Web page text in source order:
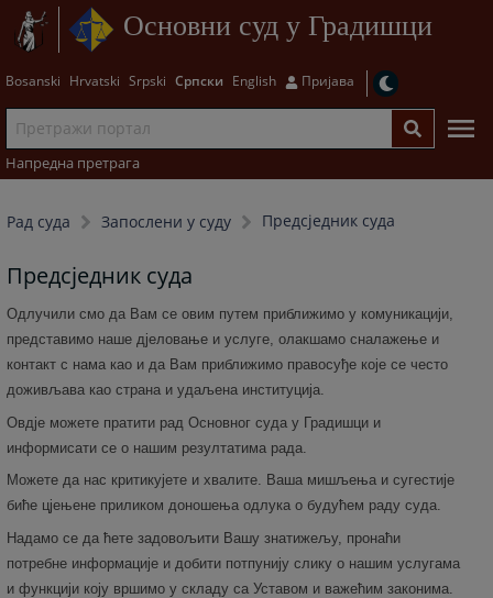
Основни суд у Градишци
Bosanski Hrvatski Srpski Српски English Пријава
Напредна претрага
Рад суда Запослени у суду Предсједник суда
Предсједник суда
Одлучили смо да Вам се овим путем приближимо у комуникацији,
представимо наше дјеловање и услуге, олакшамо сналажење и
контакт с нама као и да Вам приближимо правосуђе које се често
доживљава као страна и удаљена институција.
Овдје можете пратити рад Основног суда у Градишци и
информисати се о нашим резултатима рада.
Можете да нас критикујете и хвалите. Ваша мишљења и сугестије
биће цјењене приликом доношења одлука о будућем раду суда.
Надамо се да ћете задовољити Вашу знатижељу, пронаћи
потребне информације и добити потпунију слику о нашим услугама
и функцији коју вршимо у складу са Уставом и важећим законима.